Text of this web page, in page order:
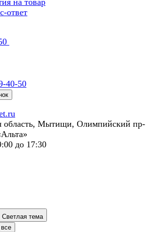
на товар
ответ
40-50
область, Мытищи, Олимпийский пр-
до 17:30
Светлая тема